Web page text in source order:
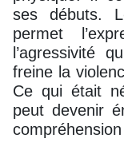
ses débuts.
permet
l’agressivité
freine la
Ce qui était
peut devenir